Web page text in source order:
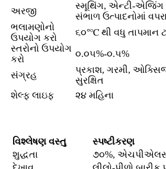
અરજી
સ્મૂથિંગ, એન્ટી-
સંભાળ ઉત્પાદનોમાં
ભલામણોનો
ઉપયોગ કરો
૬૦°℃ થી વધુ તાપમાન
સ્તરોનો ઉપયોગ
કરો
૦.૦૫%-૦.૫%
સંગ્રહ
પ્રકાશ, ગરમી,
સુરક્ષિત
શેલ્ફ લાઇફ
૨૪ મહિના
વિશ્લેષણ વસ્તુ
સ્પષ્ટીકરણ
શુદ્ધતા
૭૦%,